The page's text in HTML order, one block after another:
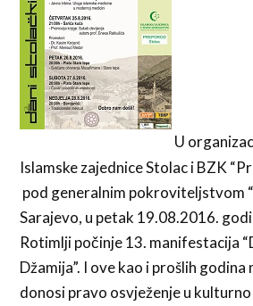
U
Islamske zajednice Stolac i BZK
pod generalnim pokroviteljstvom
Sarajevo, u petak 19.08.2016.
Rotimlji počinje 13. manifestacija
Džamija”. I ove kao i prošlih
donosi pravo osvježenje u